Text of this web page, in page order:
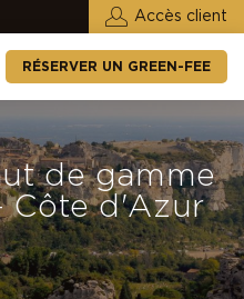
Accès client
RÉSERVER UN GREEN-FEE
de gamme
Côte d'Azur